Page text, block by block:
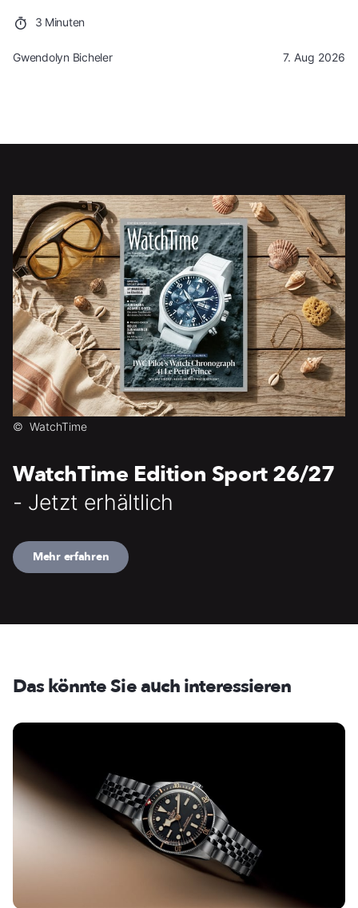
3 Minuten
Gwendolyn Bicheler 7. Aug 2026
© WatchTime
WatchTime Edition Sport 26/27
- Jetzt erhältlich
Mehr erfahren
Das könnte Sie auch interessieren